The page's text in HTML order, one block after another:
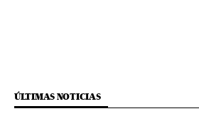
ÚLTIMAS NOTICIAS